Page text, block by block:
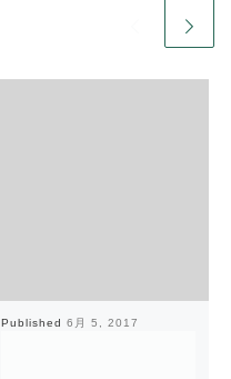
Published 6月 5, 2017